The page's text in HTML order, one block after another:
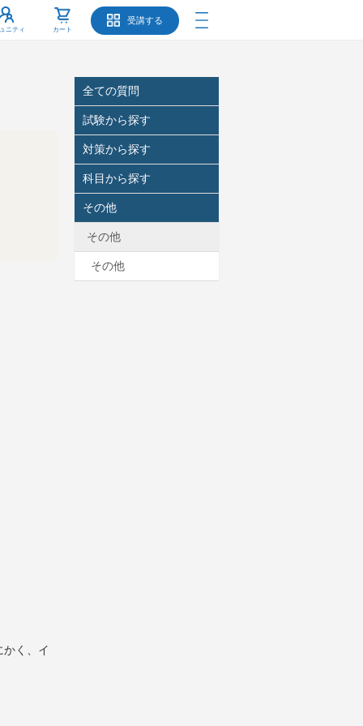
ニティ カート
受講する
く、イ
全ての質問
試験から探す
対策から探す
科目から探す
その他
その他
その他